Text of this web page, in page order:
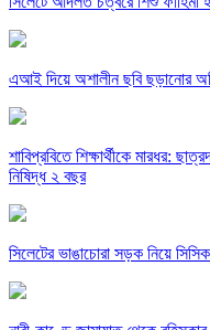
এআই দিয়ে অশালীন ছবি ছড়ানোর
শাবিপ্রবিতে শিক্ষার্থীকে মারধর:
নিষিদ্ধ ২ বছর
সিলেটের ভাঙাচোরা সড়ক নিয়ে